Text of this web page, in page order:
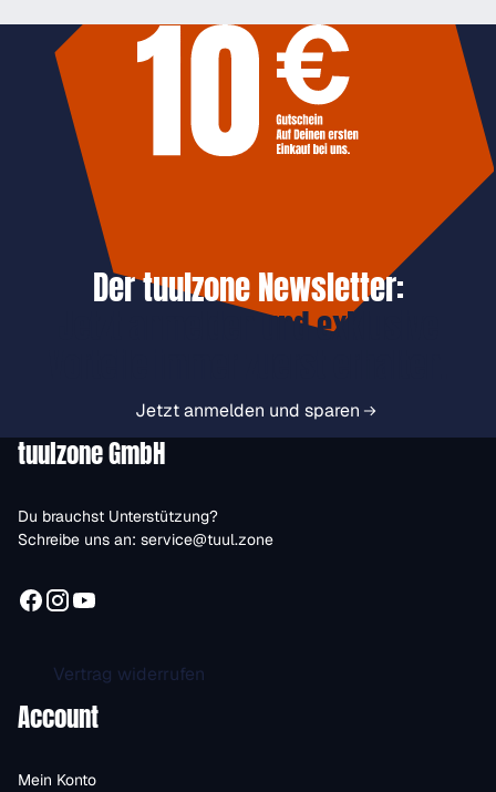
Der tuulzone Newsletter:
Jetzt anmelden und exklusive
Jetzt anmelden und sparen
tuulzone GmbH
Du brauchst Unterstützung?
Schreibe uns an: service@tuul.zone
Vertrag widerrufen
Account
Mein Konto